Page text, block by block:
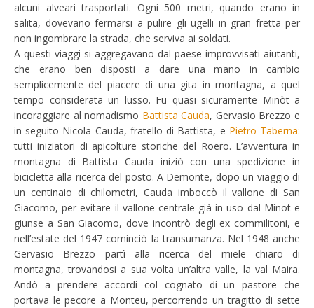
alcuni alveari trasportati. Ogni 500 metri, quando erano in
salita, dovevano fermarsi a pulire gli ugelli in gran fretta per
non ingombrare la strada, che serviva ai soldati.
A questi viaggi si aggregavano dal paese improvvisati aiutanti,
che erano ben disposti a dare una mano in cambio
semplicemente del piacere di una gita in montagna, a quel
tempo considerata un lusso. Fu quasi sicuramente Minòt a
incoraggiare al nomadismo Battista Cauda, Gervasio Brezzo e
in seguito Nicola Cauda, fratello di Battista, e Pietro Taberna:
tutti iniziatori di apicolture storiche del Roero. L’avventura in
montagna di Battista Cauda iniziò con una spedizione in
bicicletta alla ricerca del posto. A Demonte, dopo un viaggio di
un centinaio di chilometri, Cauda imboccò il vallone di San
Giacomo, per evitare il vallone centrale già in uso dal Minot e
giunse a San Giacomo, dove incontrò degli ex commilitoni, e
nell’estate del 1947 cominciò la transumanza. Nel 1948 anche
Gervasio Brezzo partì alla ricerca del miele chiaro di
montagna, trovandosi a sua volta un’altra valle, la val Maira.
Andò a prendere accordi col cognato di un pastore che
portava le pecore a Monteu, percorrendo un tragitto di sette